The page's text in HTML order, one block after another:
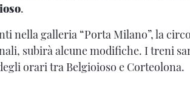
.
nella galleria “Porta Milano”, la
subirà alcune modifiche. I treni
orari tra Belgioioso e Corteolona.